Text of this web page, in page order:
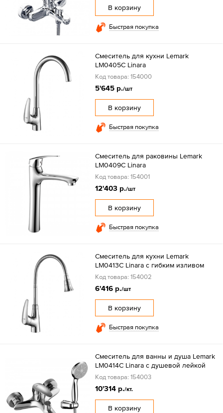
В корзину
Быстрая покупка
Смеситель для кухни Lemark
LM0405C Linara
Код товара: 154000
5'645 р./шт
В корзину
Быстрая покупка
Смеситель для раковины Lemark
LM0409C Linara
Код товара: 154001
12'403 р./шт
В корзину
Быстрая покупка
Смеситель для кухни Lemark
LM0413C Linara с гибким изливом
Код товара: 154002
6'416 р./шт
В корзину
Быстрая покупка
Смеситель для ванны и душа Lemark
LM0414C Linara с душевой лейкой
Код товара: 154003
10'314 р./кт.
В корзину